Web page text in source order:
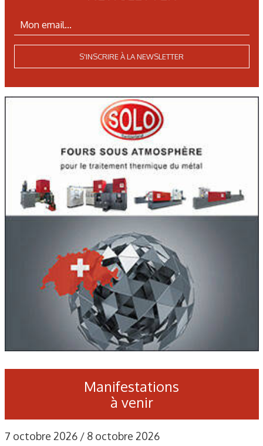
S'INSCRIRE À LA NEWSLETTER
Manifestations
à venir
7 octobre 2026 / 8 octobre 2026